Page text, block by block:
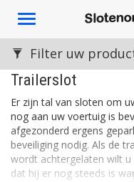
Toggle
Trailerslot
Er zijn tal van sloten om
nog aan uw voertuig is
afgezonderd ergens
beveiliging nodig. Als de
wordt achtergelaten wilt u
dat hij er nog steeds is
Filter uw